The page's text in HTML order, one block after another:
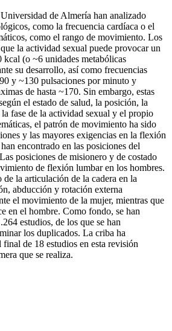
de Almería han analizado
como la frecuencia cardíaca o el
como el rango de movimiento. Los
la actividad sexual puede provocar un
kcal (o ~6 unidades metabólicas
su desarrollo, así como frecuencias
y ~130 pulsaciones por minuto y
de hasta ~170. Sin embargo, estas
el estado de salud, la posición, la
fase de la actividad sexual y el propio
el patrón de movimiento ha sido
y las mayores exigencias en la flexión
encontrado en las posiciones del
posiciones de misionero y de costado
de flexión lumbar en los hombres.
la articulación de la cadera en la
abducción y rotación externa
el movimiento de la mujer, mientras que
en el hombre. Como fondo, se han
estudios, de los que se han
los duplicados. La criba ha
de 18 estudios en esta revisión
que se realiza.